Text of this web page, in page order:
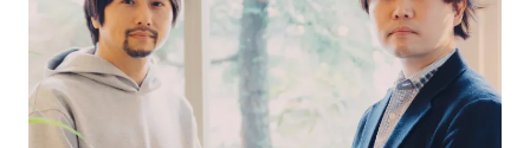
UX/UI改善 フロントエンド開発
PdM/PMM体制実行支援 新規事業プロジェクト実行支援